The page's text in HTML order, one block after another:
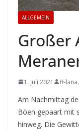
ALLGEMEIN
Großer
1. Juli 2021 ff-
Am Nachmittag
Böen gepaart mit
hinweg. Die